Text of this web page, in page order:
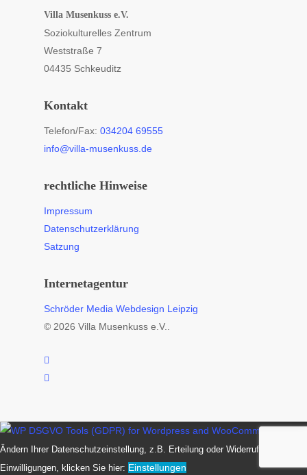
Villa Musenkuss e.V.
Soziokulturelles Zentrum
Weststraße 7
04435 Schkeuditz
Kontakt
Telefon/Fax: 034204 69555
info@villa-musenkuss.de
rechtliche Hinweise
Impressum
Datenschutzerklärung
Satzung
Internetagentur
Schröder Media Webdesign Leipzig
© 2026 Villa Musenkuss e.V..
facebook
instagram
Ändern Ihrer Datenschutzeinstellung, z.B. Erteilung oder Widerruf von
Einwilligungen, klicken Sie hier: Einstellungen